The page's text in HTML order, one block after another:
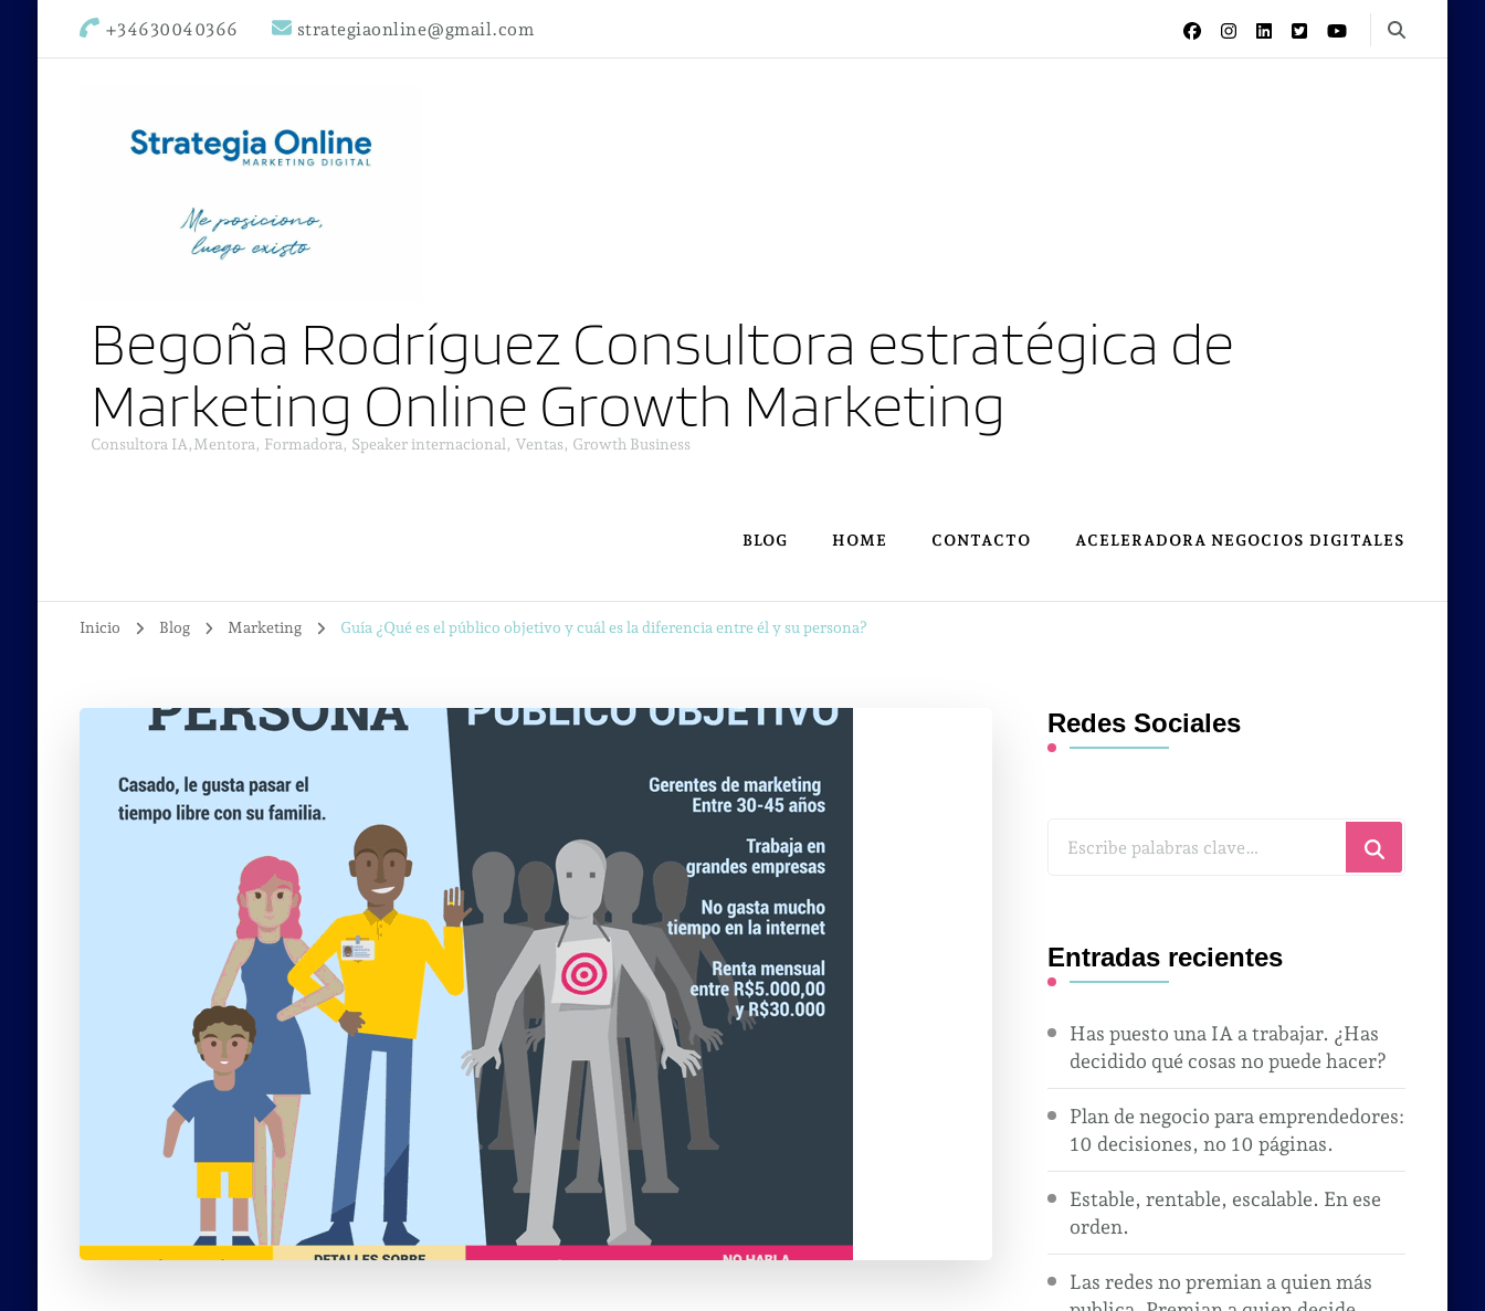
+34630040366 strategiaonline@gmail.com
Begoña Rodríguez Consultora estratégica de
Marketing Online Growth Marketing
Consultora IA,Mentora, Formadora, Speaker internacional, Ventas, Growth Business
BLOG HOME CONTACTO ACELERADORA NEGOCIOS DIGITALES
Inicio Blog Marketing Guía ¿Qué es el público objetivo y cuál es la diferencia entre él y su persona?
Redes Sociales
¿Buscas
Entradas recientes
Has puesto una IA a trabajar. ¿Has
decidido qué cosas no puede hacer?
Plan de negocio para emprendedores:
10 decisiones, no 10 páginas.
Estable, rentable, escalable. En ese
orden.
Las redes no premian a quien más